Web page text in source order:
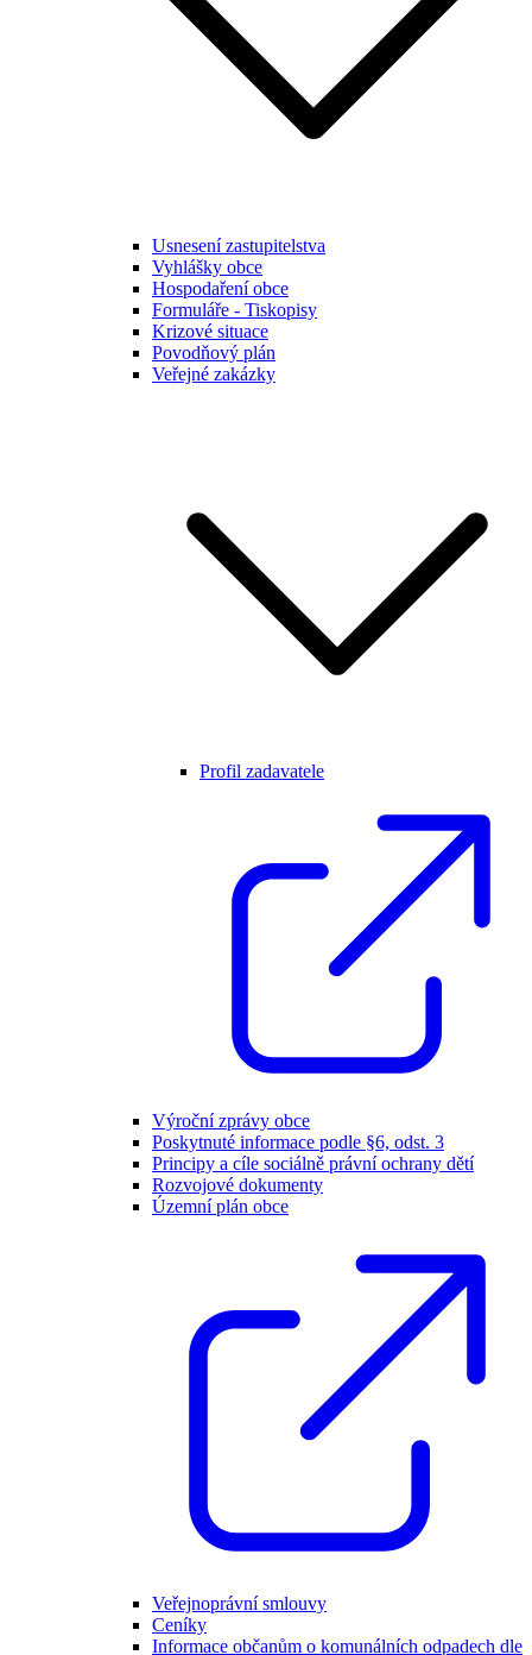
Usnesení zastupitelstva
Vyhlášky obce
Hospodaření obce
Formuláře - Tiskopisy
Krizové situace
Povodňový plán
Veřejné zakázky
Profil zadavatele
Výroční zprávy obce
Poskytnuté informace podle §6, odst. 3
Principy a cíle sociálně právní ochrany dětí
Rozvojové dokumenty
Územní plán obce
Veřejnoprávní smlouvy
Ceníky
Informace občanům o komunálních odpadech dle